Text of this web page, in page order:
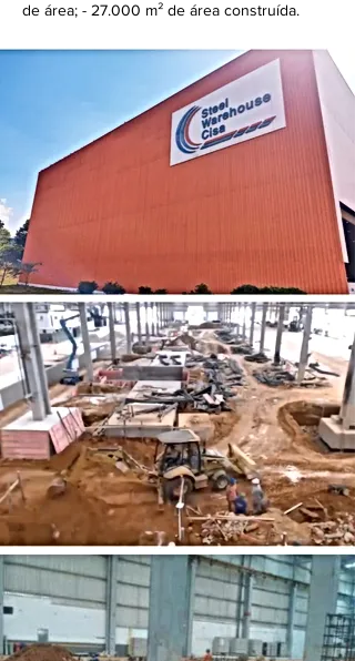
de área; - 27.000 m² de área construída.